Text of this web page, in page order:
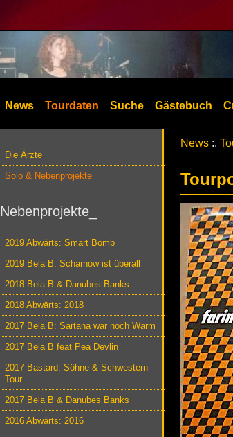
News Tourdaten Suche Gästebuch
Die Ärzte
Solo & Nebenprojekte
Nebenprojekte_
2019 Abwärts: Smart Bomb
2019 Bela B: Scharnow ist überall
2018 Bela B & Danubes Banks
2018 Abwärts: 2018
2017 Bela B: Sartana war noch Warm
2017 Bela B feat Pea Devlin
2017 Bastard: Söhne & Schwestern
Tour
2017 Bela B & Danubes Banks
2016 Abwärts: 2016
News :.